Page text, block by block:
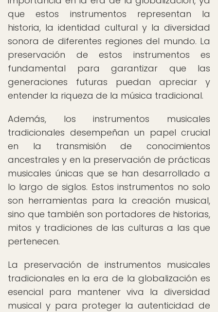
que estos instrumentos representan la
historia, la identidad cultural y la diversidad
sonora de diferentes regiones del mundo. La
preservación de estos instrumentos es
fundamental para garantizar que las
generaciones futuras puedan apreciar y
entender la riqueza de la música tradicional.
Además, los instrumentos musicales
tradicionales desempeñan un papel crucial
en la transmisión de conocimientos
ancestrales y en la preservación de prácticas
musicales únicas que se han desarrollado a
lo largo de siglos. Estos instrumentos no solo
son herramientas para la creación musical,
sino que también son portadores de historias,
mitos y tradiciones de las culturas a las que
pertenecen.
La preservación de instrumentos musicales
tradicionales en la era de la globalización es
esencial para mantener viva la diversidad
musical y para proteger la autenticidad de